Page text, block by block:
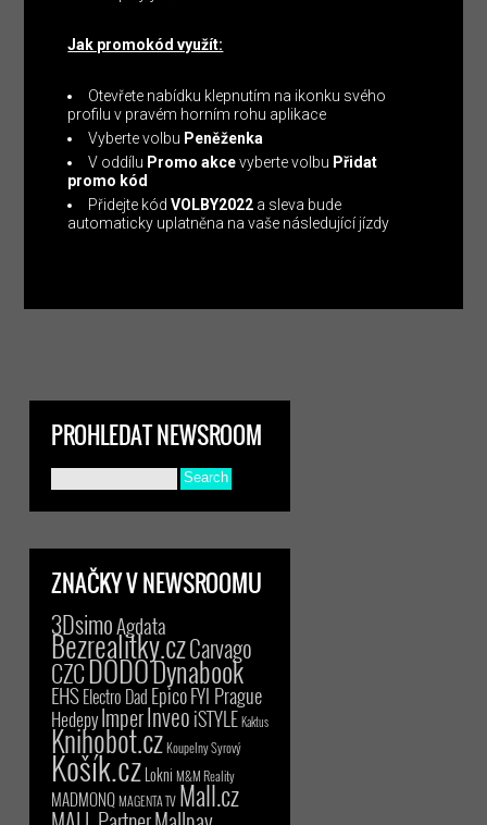
Jak promokód využít:
Otevřete nabídku klepnutím na ikonku svého
profilu v pravém horním rohu aplikace
Vyberte volbu Peněženka
V oddílu Promo akcevyberte volbu Přidat
promo kód
Přidejte kódVOLBY2022 a sleva bude
automaticky uplatněna na vaše následující jízdy
PROHLEDAT NEWSROOM
ZNAČKY V NEWSROOMU
3DsimoAgdata
Bezrealitky.czCarvago
CZCDODODynabook
EHSElectro Dad EpicoFYI Prague
HedepyImperInveoiSTYLE Kaktus
Knihobot.czKoupelny Syrový
Košík.czLokni M&M Reality
MADMONQMAGENTA TV Mall.cz